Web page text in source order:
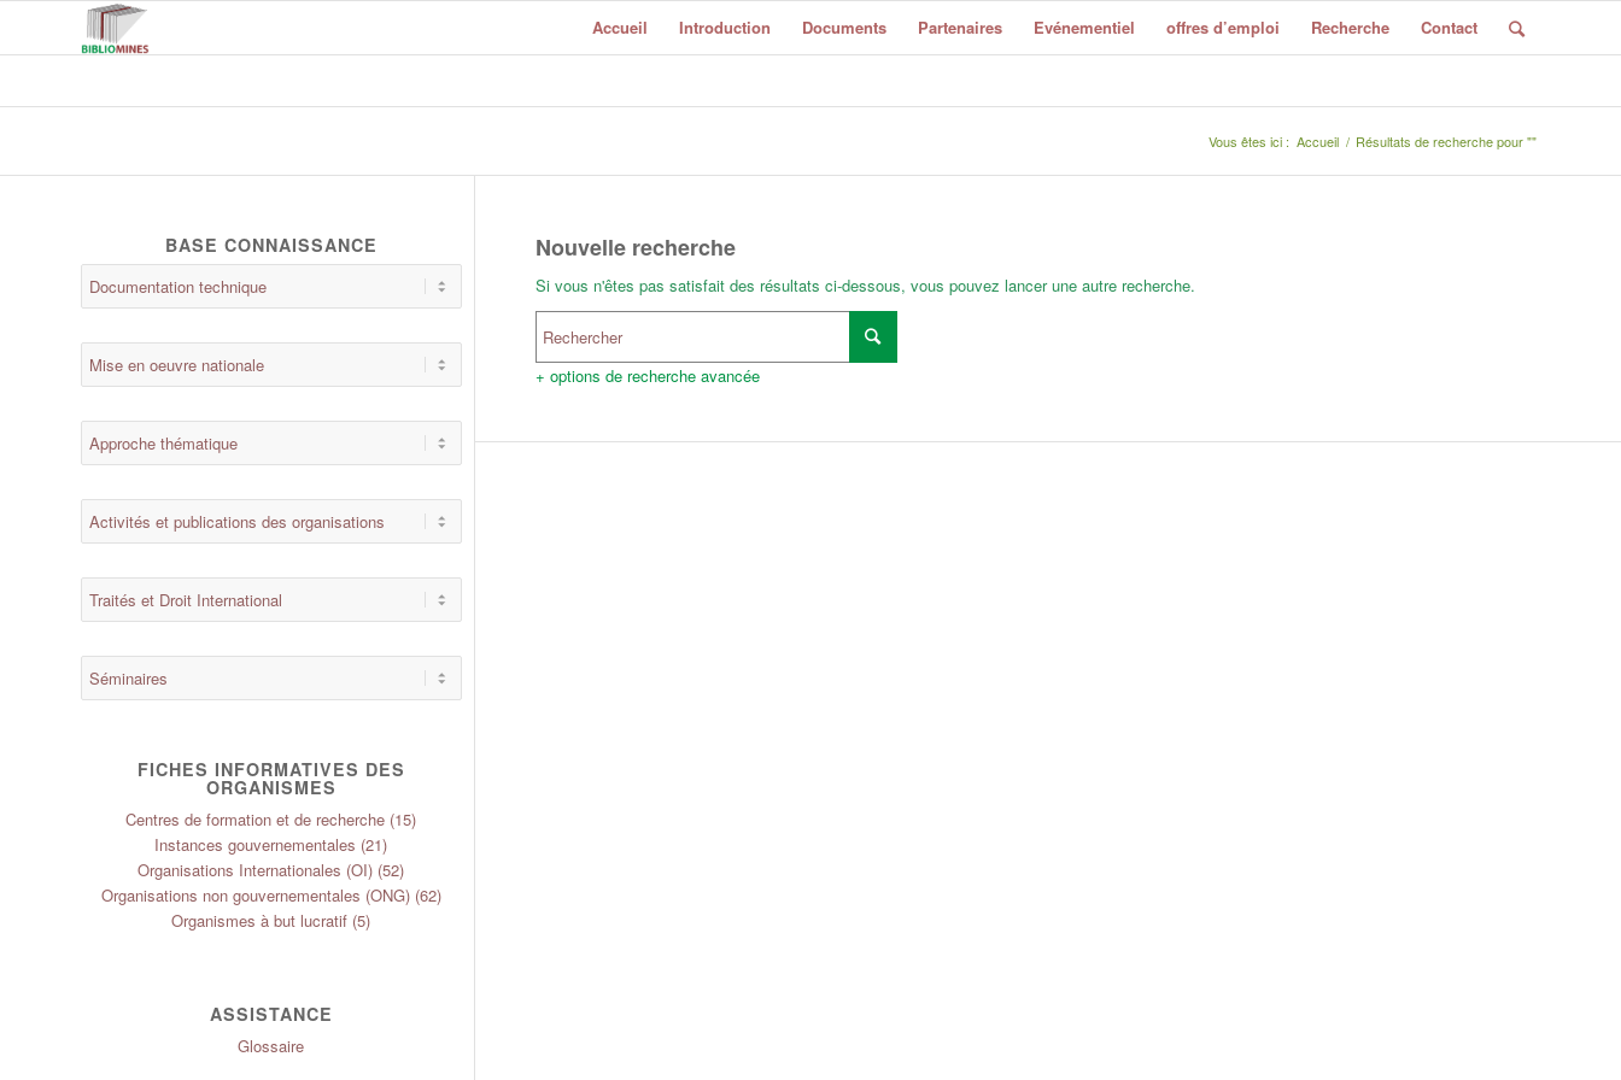
Accueil Introduction Documents Partenaires Evénementiel offres d’emploi Recherche Contact
Vous êtes ici : Accueil / Résultats de recherche pour ""
Nouvelle recherche
Si vous n'êtes pas satisfait des résultats ci-dessous, vous pouvez lancer une autre recherche.
+ options de recherche avancée
BASE CONNAISSANCE
FICHES INFORMATIVES DES
ORGANISMES
Centres de formation et de recherche (15)
Instances gouvernementales (21)
Organisations Internationales (OI) (52)
Organisations non gouvernementales (ONG)(62)
Organismes à but lucratif (5)
ASSISTANCE
Glossaire